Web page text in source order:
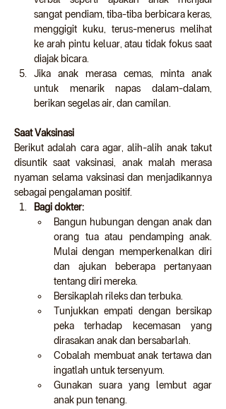
sangat pendiam, tiba-tiba berbicara keras,
menggigit kuku, terus-menerus melihat
ke arah pintu keluar, atau tidak fokus saat
diajak bicara.
Jika anak merasa cemas, minta anak
untuk menarik napas dalam-dalam,
berikan segelas air, dan camilan.
Saat Vaksinasi
Berikut adalah cara agar, alih-alih anak takut
disuntik saat vaksinasi, anak malah merasa
nyaman selama vaksinasi dan menjadikannya
sebagai pengalaman positif.
Bagi dokter:
Bangun hubungan dengan anak dan
orang tua atau pendamping anak.
Mulai dengan memperkenalkan diri
dan ajukan beberapa pertanyaan
tentang diri mereka.
Bersikaplah rileks dan terbuka.
Tunjukkan empati dengan bersikap
peka terhadap kecemasan yang
dirasakan anak dan bersabarlah.
Cobalah membuat anak tertawa dan
ingatlah untuk tersenyum.
Gunakan suara yang lembut agar
anak pun tenang.